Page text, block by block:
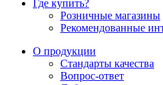
Где купить?
Розничные магазины
Рекомендованные
О продукции
Стандарты качества
Вопрос-ответ